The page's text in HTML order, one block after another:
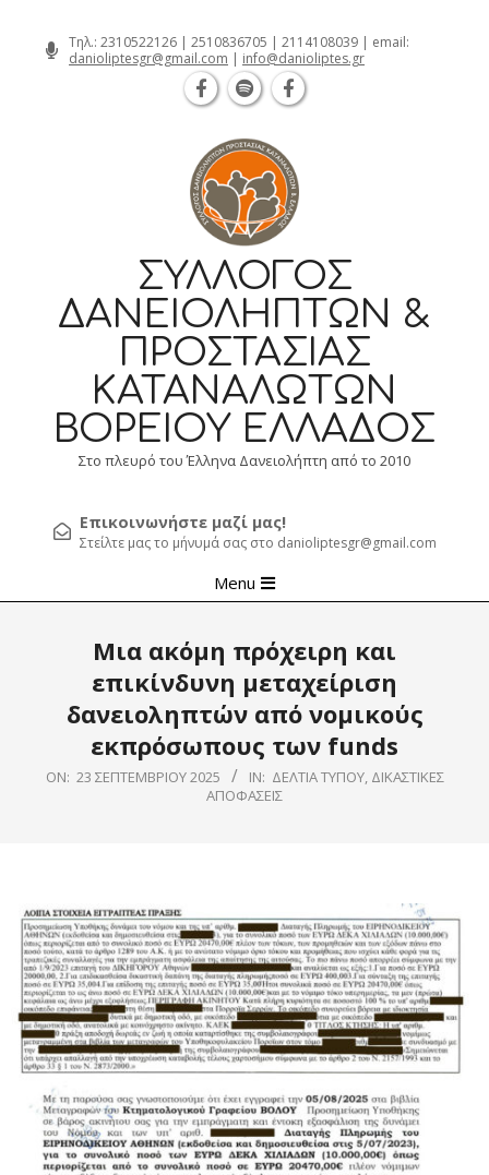
Τηλ.: 2310522126 | 2510836705 | 2114108039 | email:
danioliptesgr@gmail.com | info@danioliptes.gr
ΣΎΛΛΟΓΟΣ
ΔΑΝΕΙΟΛΗΠΤΏΝ &
ΠΡΟΣΤΑΣΊΑΣ
ΚΑΤΑΝΑΛΩΤΏΝ
ΒΟΡΕΊΟΥ ΕΛΛΆΔΟΣ
Στο πλευρό του Έλληνα Δανειολήπτη από το 2010
Επικοινωνήστε μαζί μας!
Στείλτε μας το μήνυμά σας στο danioliptesgr@gmail.com
Navigation
Menu
Μια ακόμη πρόχειρη και
επικίνδυνη μεταχείριση
δανειοληπτών από νομικούς
εκπρόσωπους των funds
ON: 23 ΣΕΠΤΕΜΒΡΊΟΥ 2025 IN: ΔΕΛΤΊΑ ΤΎΠΟΥ, ΔΙΚΑΣΤΙΚΈΣ
ΑΠΟΦΆΣΕΙΣ